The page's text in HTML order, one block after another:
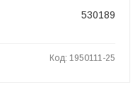
530189
Код: 1950111-25